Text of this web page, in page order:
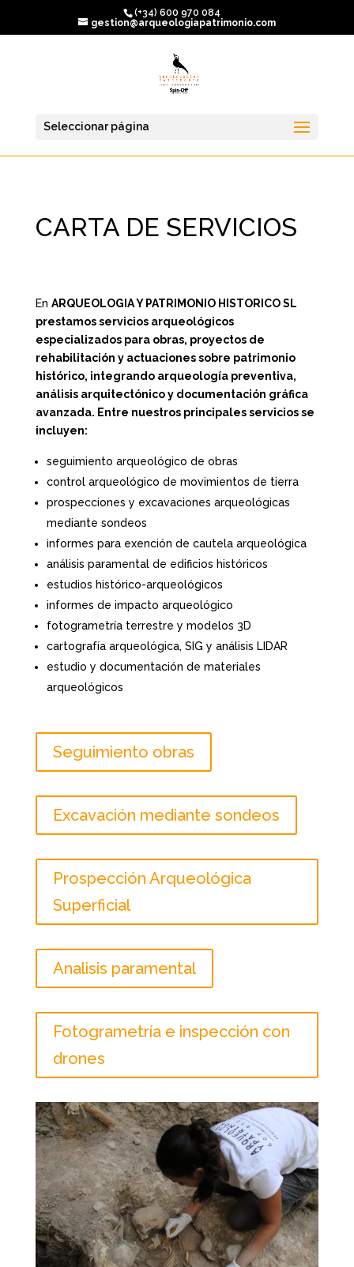
(+34) 600 970 084
gestion@arqueologiapatrimonio.com
Seleccionar página
CARTA DE SERVICIOS
En ARQUEOLOGIA Y PATRIMONIO HISTORICO SL
prestamos servicios arqueológicos
especializados para obras, proyectos de
rehabilitación y actuaciones sobre patrimonio
histórico, integrando arqueología preventiva,
análisis arquitectónico y documentación gráfica
avanzada. Entre nuestros principales servicios se
incluyen:
seguimiento arqueológico de obras
control arqueológico de movimientos de tierra
prospecciones y excavaciones arqueológicas
mediante sondeos
informes para exención de cautela arqueológica
análisis paramental de edificios históricos
estudios histórico-arqueológicos
informes de impacto arqueológico
fotogrametría terrestre y modelos 3D
cartografía arqueológica, SIG y análisis LIDAR
estudio y documentación de materiales
arqueológicos
Seguimiento obras
Excavación mediante sondeos
Prospección Arqueológica
Superficial
Analisis paramental
Fotogrametría e inspección con
drones